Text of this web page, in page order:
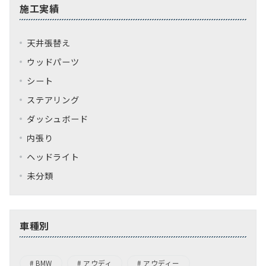
施工実績
天井張替え
ウッドパーツ
シート
ステアリング
ダッシュボード
内張り
ヘッドライト
未分類
車種別
BMW アウディ アウディー